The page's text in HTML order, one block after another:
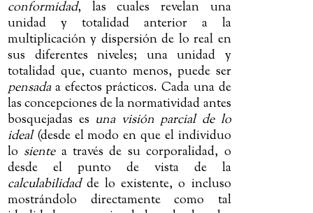
conformidad, las cuales revelan una
unidad y totalidad anterior a la
multiplicación y dispersión de lo real en
sus diferentes niveles; una unidad y
totalidad que, cuanto menos, puede ser
pensadaa efectos prácticos. Cada una de
las concepciones de la normatividad antes
bosquejadas es una visión parcial de lo
ideal(desde el modo en que el individuo
lo sientea través de su corporalidad, o
desde el punto de vista de la
calculabilidadde lo existente, o incluso
mostrándolo directamente como tal